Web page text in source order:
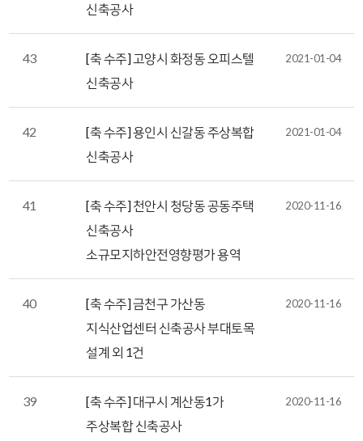
신축공사
43
[축 수주] 고양시 화정동 오피스텔
신축공사
2021-01-04
42
[축 수주] 용인시 신갈동 주상복합
신축공사
2021-01-04
41
[축 수주] 천안시 청당동 공동주택
신축공사
소규모지하안전영향평가 용역
2020-11-16
40
[축 수주] 금천구 가산동
지식산업센터 신축공사 부대토목
설계 외 1건
2020-11-16
39
[축 수주] 대구시 계산동1가
주상복합 신축공사
2020-11-16